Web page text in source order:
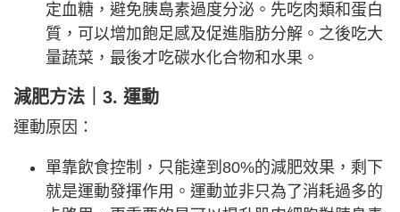
定血糖，避免胰島素過度分泌。先吃肉類和蛋白
質，可以增加飽足感及促進脂肪分解。之後吃大
量蔬菜，最後才吃碳水化合物和水果。
減肥方法｜3. 運動
運動原因：
單靠飲食控制，只能達到80%的減肥效果，剩下
就是運動發揮作用。運動並非只為了消耗過多的